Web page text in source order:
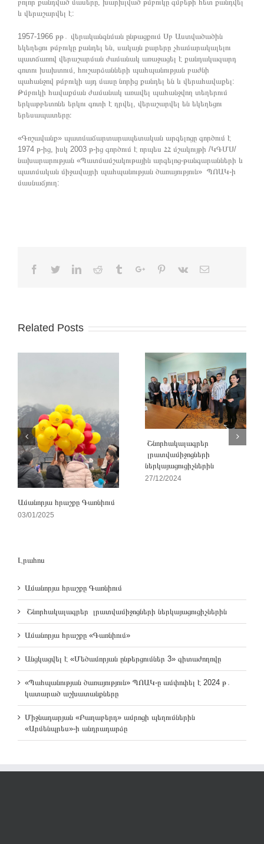
բոլոր քանդված մասերը, խարխլված թմբուկը գմբեթի հետ քանդվել
և վերաշարվել է:
1957-1966 թթ․ վերականգնման ընթացքում Սբ Աստվածածին
եկեղեցու թմբուկը քանդել են, սակայն քարերը չհամարակալելու
պատճառով վերաշարման ժամանակ առաջացել է քանդակազարդ
գոտու խախտում, հուշարձանների պահպանության բաժնի
պահանջով թմբուկի այդ մասը նորից քանդել են և վերահավաքել:
Թմբուկի հավաքման ժամանակ առավել պահանջվող տեղերում
երկաթբետոնե երկու գոտի է դրվել, վերաշարվել են եկեղեցու
երեսապատերը։
«Գոշավանք» պատմաճարտարապետական արգելոցը գործում է
1974 թ-ից, իսկ 2003 թ-ից գործում է որպես ՀՀ մշակույթի /ԿԳՄՍ/
նախարարության «Պատմամշակութային արգելոց-թանգարանների և
պատմական միջավայրի պահպանության ծառայություն» ՊՈԱԿ-ի
մասնաճյուղ:
Facebook
TwitterLinkedinReddit TumblrGoogle+Pinterest
Vk Email
Related Posts
Ամանորյա հրաշքը Գառնիում
03/01/2025
Շնորհակալագրեր
լրատվամիջոցների
ներկայացուցիչներին
27/12/2024
Լրահոս
Ամանորյա հրաշքը Գառնիում
Շնորհակալագրեր լրատվամիջոցների ներկայացուցիչներին
Ամանորյա հրաշքը «Գառնիում»
Անցկացվել է «Մեծամորյան ընթերցումներ 3» գիտաժողովը
«Պահպանության ծառայություն» ՊՈԱԿ-ը ամփոփել է 2024 թ․
կատարած աշխատանքները
Միջնադարյան «Բաղաբերդ» ամրոցի պեղումներին
«Արմենպրես»-ի անդրադարձը